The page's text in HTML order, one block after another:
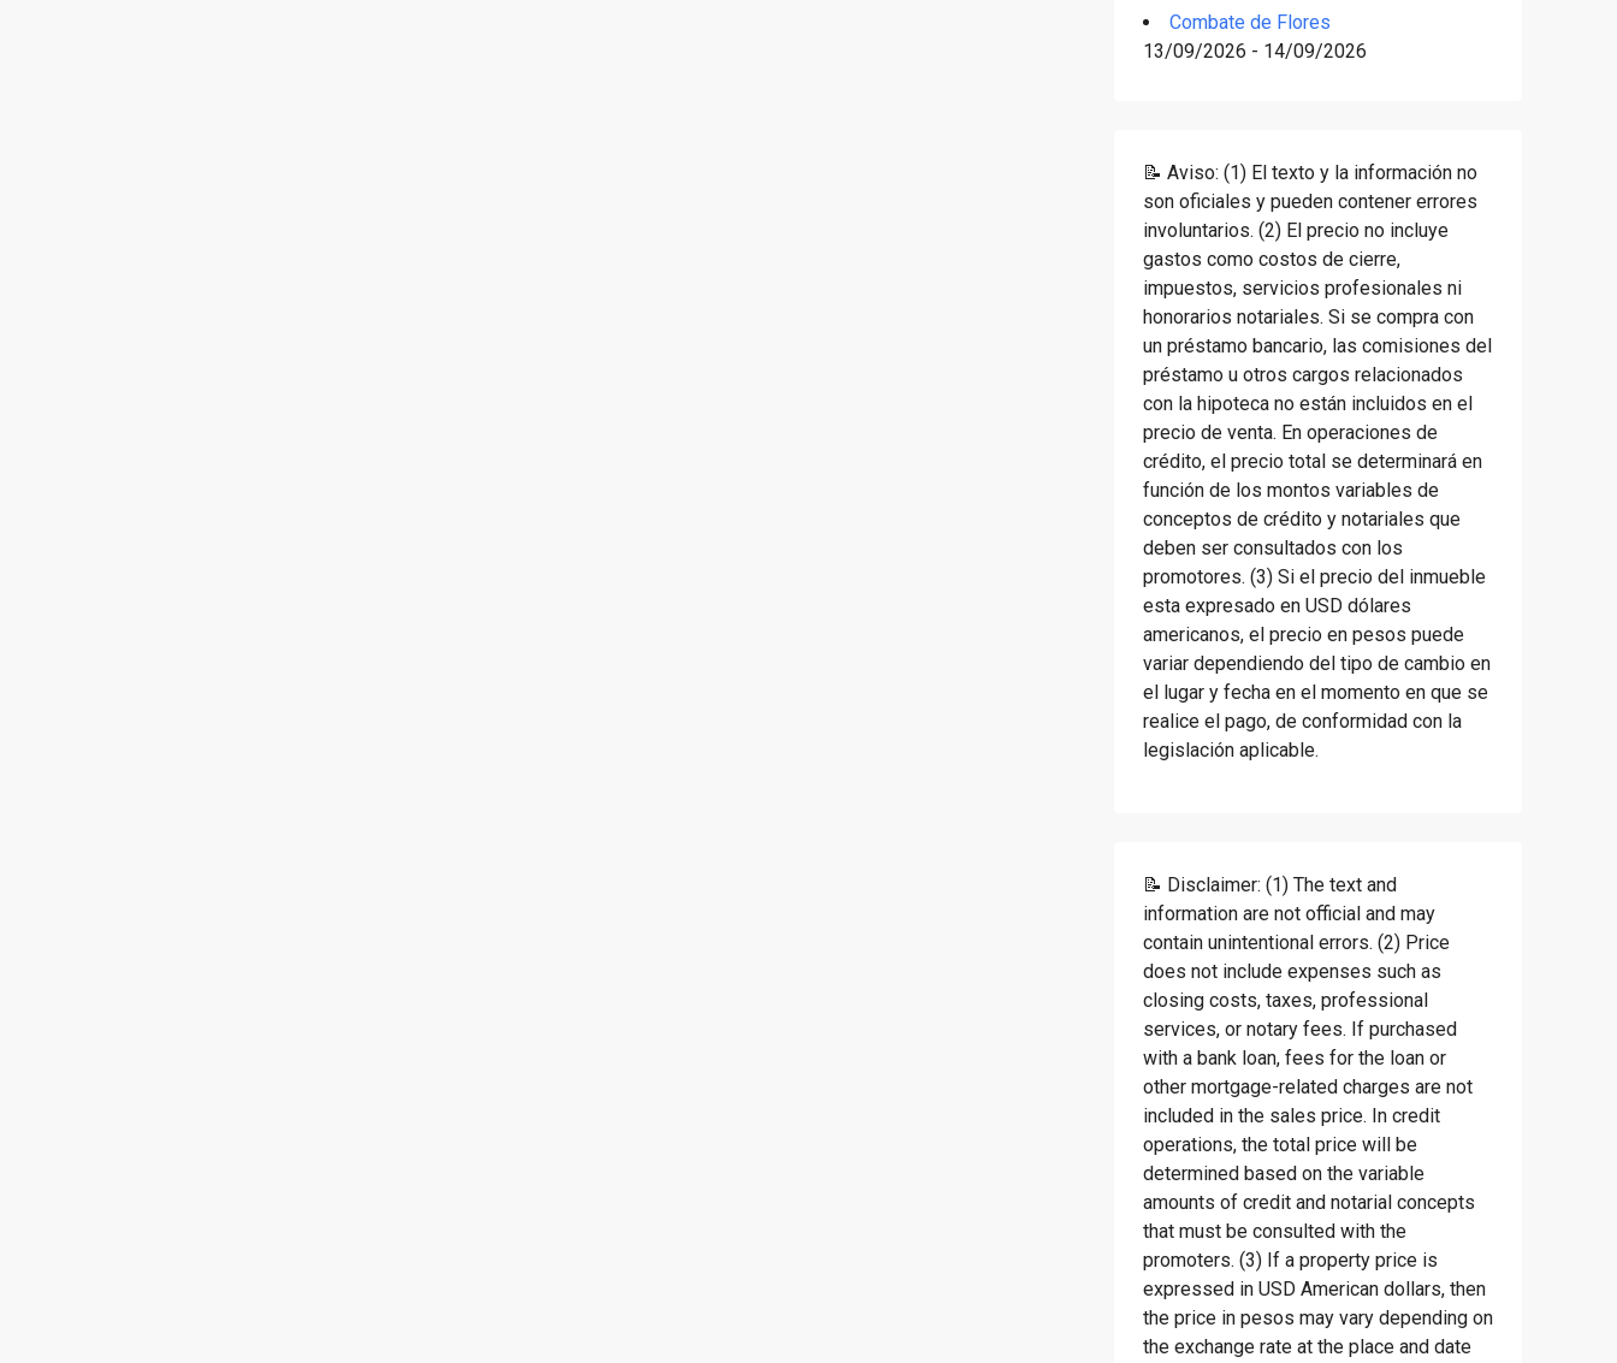
Combate de Flores
13/09/2026 - 14/09/2026
📝 Aviso: (1) El texto y la información no
son oficiales y pueden contener errores
involuntarios. (2) El precio no incluye
gastos como costos de cierre,
impuestos, servicios profesionales ni
honorarios notariales. Si se compra con
un préstamo bancario, las comisiones del
préstamo u otros cargos relacionados
con la hipoteca no están incluidos en el
precio de venta. En operaciones de
crédito, el precio total se determinará en
función de los montos variables de
conceptos de crédito y notariales que
deben ser consultados con los
promotores. (3) Si el precio del inmueble
esta expresado en USD dólares
americanos, el precio en pesos puede
variar dependiendo del tipo de cambio en
el lugar y fecha en el momento en que se
realice el pago, de conformidad con la
legislación aplicable.
📝 Disclaimer: (1) The text and
information are not official and may
contain unintentional errors. (2) Price
does not include expenses such as
closing costs, taxes, professional
services, or notary fees. If purchased
with a bank loan, fees for the loan or
other mortgage-related charges are not
included in the sales price. In credit
operations, the total price will be
determined based on the variable
amounts of credit and notarial concepts
that must be consulted with the
promoters. (3) If a property price is
expressed in USD American dollars, then
the price in pesos may vary depending on
the exchange rate at the place and date